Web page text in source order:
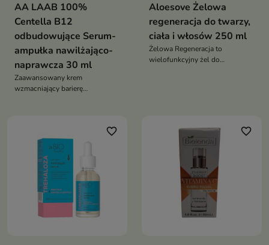
AA LAAB 100%
Centella B12
odbudowujące Serum-
ampułka nawilżająco-
naprawcza 30 ml
Zaawansowany krem
wzmacniający barierę
regeneruje i wspiera odbudowę
naturalnej ochrony skóry
Aloesove Żelowa
regeneracja do twarzy,
ciała i włosów 250 ml
Żelowa Regeneracja to
wielofunkcyjny żel do
favorite_border favorite_border